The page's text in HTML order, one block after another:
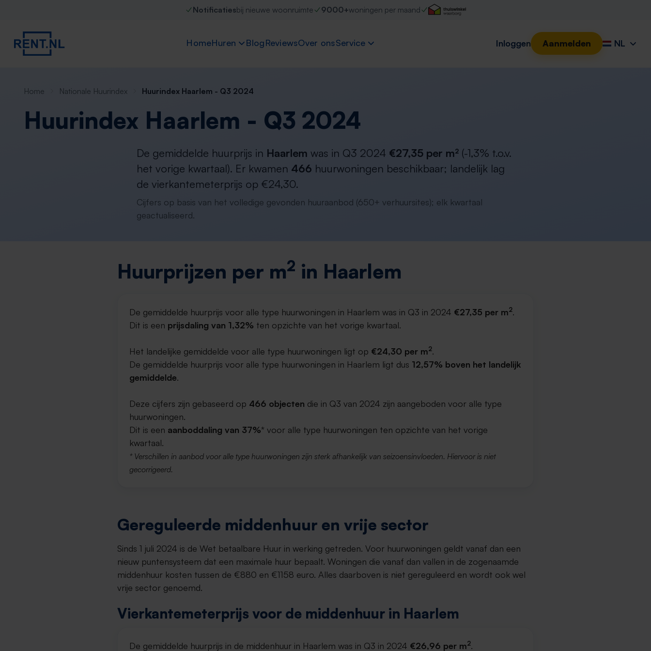
Notificatiesbij nieuwe woonruimte 9000+woningen per maand
HomeHuren BlogReviewsOver onsService Inloggen Aanmelden NL
Home Nationale Huurindex Huurindex Haarlem - Q3 2024
Huurindex Haarlem - Q3 2024
De gemiddelde huurprijs in Haarlem was in Q3 2024 €27,35 per m² (-1,3% t.o.v.
het vorige kwartaal). Er kwamen 466 huurwoningen beschikbaar; landelijk lag
de vierkantemeterprijs op €24,30.
Cijfers op basis van het volledige gevonden huuraanbod (650+ verhuursites); elk kwartaal
geactualiseerd.
Huurprijzen per m2 in Haarlem
De gemiddelde huurprijs voor alle type huurwoningen in Haarlem was in Q3 in 2024 €27,35 per m2.
Dit is een prijsdaling van 1,32% ten opzichte van het vorige kwartaal.
Het landelijke gemiddelde voor alle type huurwoningen ligt op €24,30 per m2.
De gemiddelde huurprijs voor alle type huurwoningen in Haarlem ligt dus 12,57% boven het landelijk
gemiddelde.
Deze cijfers zijn gebaseerd op 466 objecten die in Q3 van 2024 zijn aangeboden voor alle type
huurwoningen.
Dit is een aanboddaling van 37%* voor alle type huurwoningen ten opzichte van het vorige
kwartaal.
* Verschillen in aanbod voor alle type huurwoningen zijn sterk afhankelijk van seizoensinvloeden. Hiervoor is niet
gecorrigeerd.
Gereguleerde middenhuur en vrije sector
Sinds 1 juli 2024 is de Wet betaalbare Huur in werking getreden. Voor huurwoningen geldt vanaf dan een
nieuw puntensysteem dat een maximale huur bepaalt. Woningen die vanaf dan vallen in de zogenaamde
middenhuur kosten tussen de €880 en €1158 euro. Alles daarboven is niet gereguleerd en wordt ook wel
vrije sector genoemd.
Vierkantemeterprijs voor de middenhuur in Haarlem
De gemiddelde huurprijs in de middenhuur in Haarlem was in Q3 in 2024 €26,96 per m2.